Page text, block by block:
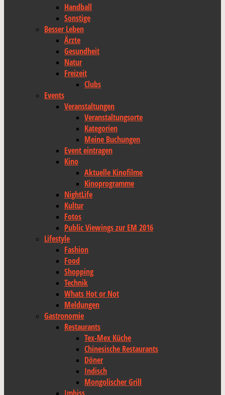
Handball
Sonstige
Besser Leben
Ärzte
Gesundheit
Natur
Freizeit
Clubs
Events
Veranstaltungen
Veranstaltungsorte
Kategorien
Meine Buchungen
Event eintragen
Kino
Aktuelle Kinofilme
Kinoprogramme
NightLife
Kultur
Fotos
Public Viewings zur EM 2016
Lifestyle
Fashion
Food
Shopping
Technik
Whats Hot or Not
Meldungen
Gastronomie
Restaurants
Tex-Mex Küche
Chinesische Restaurants
Döner
Indisch
Mongolischer Grill